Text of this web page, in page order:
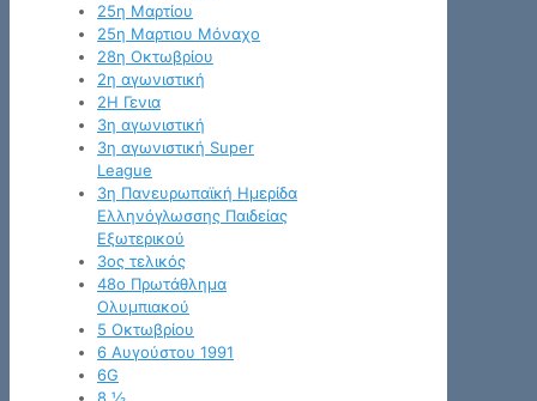
25η Μαρτίου
25η Μαρτιου Μόναχο
28η Οκτωβρίου
2η αγωνιστική
2Η Γενια
3η αγωνιστική
3η αγωνιστική Super
League
3η Πανευρωπαϊκή Ημερίδα
Ελληνόγλωσσης Παιδείας
Εξωτερικού
3ος τελικός
48ο Πρωτάθλημα
Ολυμπιακού
5 Οκτωβρίου
6 Αυγούστου 1991
6G